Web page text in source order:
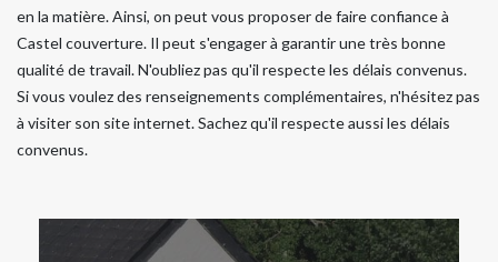
en la matière. Ainsi, on peut vous proposer de faire confiance à
Castel couverture. Il peut s'engager à garantir une très bonne
qualité de travail. N'oubliez pas qu'il respecte les délais convenus.
Si vous voulez des renseignements complémentaires, n'hésitez pas
à visiter son site internet. Sachez qu'il respecte aussi les délais
convenus.